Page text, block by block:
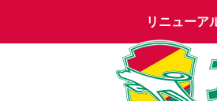
リニューア